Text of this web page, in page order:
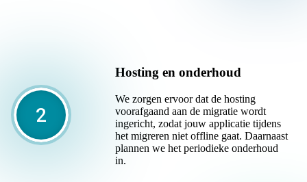
Hosting en onderhoud
We zorgen ervoor dat de hosting
voorafgaand aan de migratie wordt
ingericht, zodat jouw applicatie tijdens
het migreren niet offline gaat. Daarnaast
plannen we het periodieke onderhoud
in.